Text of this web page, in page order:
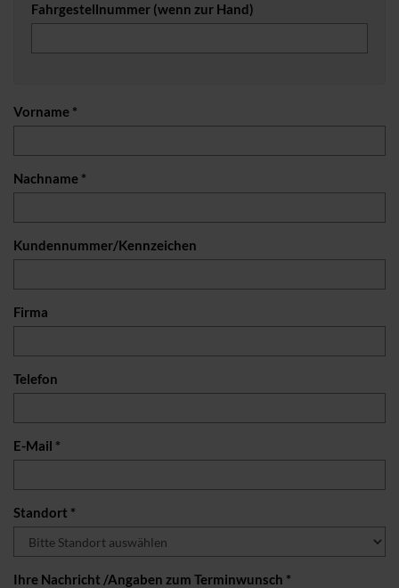
Fahrgestellnummer (wenn zur Hand)
Vorname *
Nachname *
Kundennummer/Kennzeichen
Firma
Telefon
E-Mail *
Standort *
Ihre Nachricht /Angaben zum Terminwunsch *